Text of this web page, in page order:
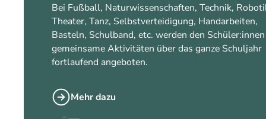
Bei Fußball, Naturwissenschaften, Technik,
Theater, Tanz, Selbstverteidigung, Handarbeiten,
Basteln, Schulband, etc. werden den Schüler:innen
gemeinsame Aktivitäten über das ganze Schuljahr
fortlaufend angeboten.
Mehr dazu